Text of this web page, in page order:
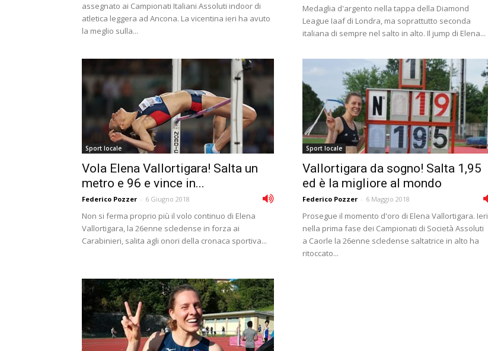
assegnato ai Campionati Italiani Assoluti indoor di
atletica leggera ad Ancona. La vicentina ieri ha avuto
la meglio sulla...
Medaglia d'argento nella tappa della Diamond
League Iaaf di Londra, ma soprattutto seconda
italiana di sempre nel salto in alto. Il jump di Elena...
Sport locale
Vola Elena Vallortigara! Salta un
metro e 96 e vince in...
Federico Pozzer - 6 Giugno 2018
Non si ferma proprio più il volo continuo di Elena
Vallortigara, la 26enne scledense in forza ai
Carabinieri, salita agli onori della cronaca sportiva...
Sport locale
Vallortigara da sogno! Salta 1,95
ed è la migliore al mondo
Federico Pozzer - 6 Maggio 2018
Prosegue il momento d'oro di Elena Vallortigara. Ieri
nella prima fase dei Campionati di Società Assoluti
a Caorle la 26enne scledense saltatrice in alto ha
ritoccato...